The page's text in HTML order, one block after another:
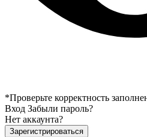
*Проверьте корректность
Вход Забыли пароль?
Нет аккаунта?
Зарегистрироваться